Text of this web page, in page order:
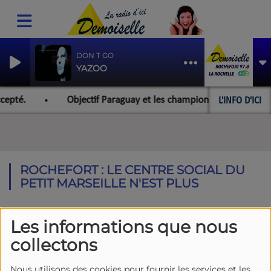
Les informations que nous
collectons
DON T GO
YAZOO
L'INFO D'ICI
Objectif Paraguay et les championnats du
ROCHEFORT : LE CENTRE SOCIAL DU
PETIT MARSEILLE N'EST PLUS